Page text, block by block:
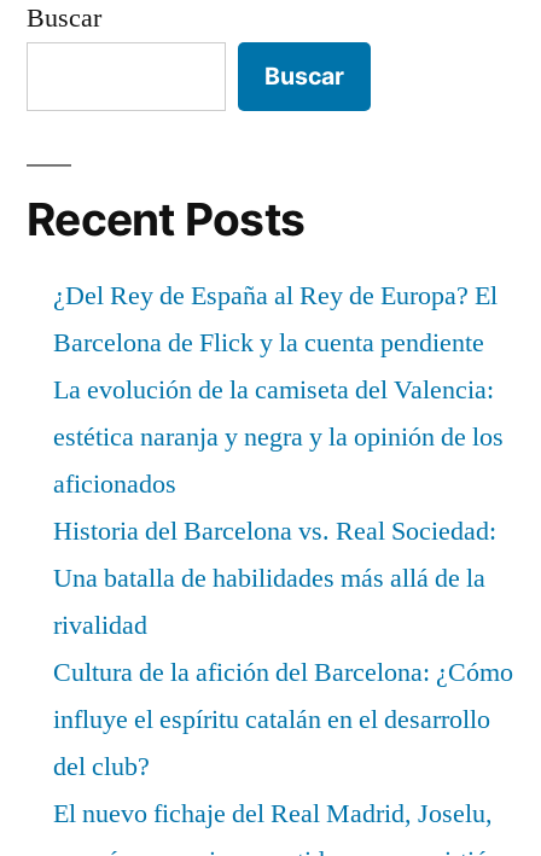
Buscar
Buscar
Recent Posts
¿Del Rey de España al Rey de Europa? El
Barcelona de Flick y la cuenta pendiente
La evolución de la camiseta del Valencia:
estética naranja y negra y la opinión de los
aficionados
Historia del Barcelona vs. Real Sociedad:
Una batalla de habilidades más allá de la
rivalidad
Cultura de la afición del Barcelona: ¿Cómo
influye el espíritu catalán en el desarrollo
del club?
El nuevo fichaje del Real Madrid, Joselu,